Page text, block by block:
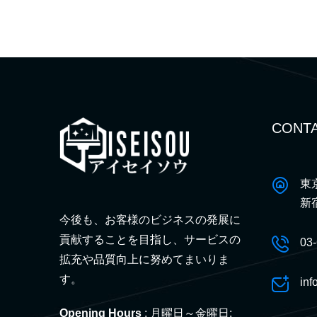
今後も、お客様のビジネスの発展に
貢献することを目指し、サービスの
拡充や品質向上に努めてまいりま
す。
Opening Hours : 月曜日～金曜日:
東
新